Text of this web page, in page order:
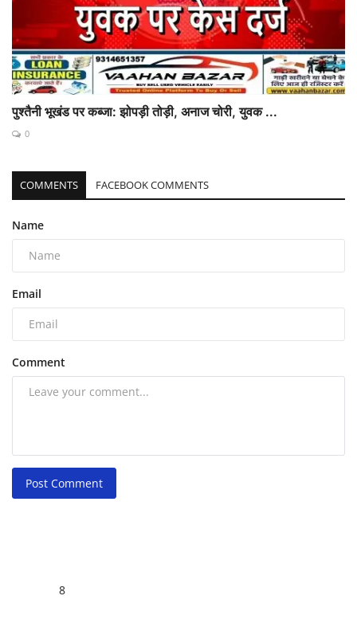
पुश्तैनी भूखंड पर कब्जा: झोपड़ी तोड़ी, अनाज चोरी, युवक ...
0
COMMENTS FACEBOOK COMMENTS
Name
Email
Comment
Post Comment
8